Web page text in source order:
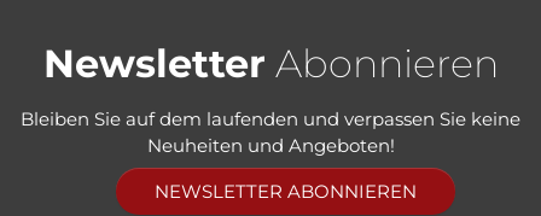
Newsletter Abonnieren
Bleiben Sie auf dem laufenden und verpassen Sie keine
Neuheiten und Angeboten!
NEWSLETTER ABONNIEREN